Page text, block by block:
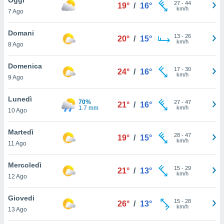
è
al sito
di
ci
di
il
un
la
nella
7 Ago
19° / 16° 27- 44
km/h
Domani
8 Ago
20° / 15° 13- 26
km/h
Domenica
9 Ago
24° / 16° 17- 30
km/h
Lunedì
10 Ago
70%
1.7 mm
21° / 16° 27- 47
km/h
Martedì
11 Ago
19° / 15° 28- 47
km/h
Mercoledì
12 Ago
21° / 13° 15- 29
km/h
Giovedi
13 Ago
26° / 13° 15- 28
km/h